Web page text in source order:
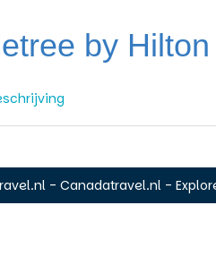
by
- Canadatravel.nl -